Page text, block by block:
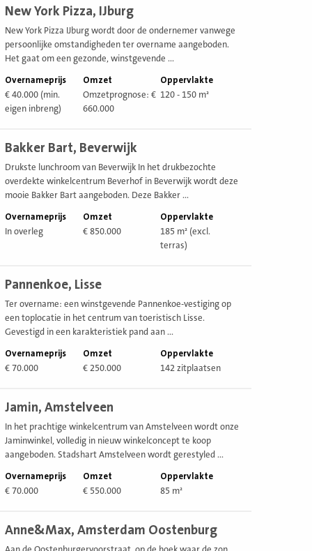
New York Pizza, IJburg
New York Pizza IJburg wordt door de ondernemer vanwege
persoonlijke omstandigheden ter overname aangeboden.
Het gaat om een gezonde, winstgevende ...
Overnameprijs
€ 40.000 (min.
eigen inbreng)
Omzet
Omzetprognose: €
660.000
Oppervlakte
120 - 150 m²
vestiging
Bakker Bart, Beverwijk
Drukste lunchroom van Beverwijk In het drukbezochte
overdekte winkelcentrum Beverhof in Beverwijk wordt deze
mooie Bakker Bart aangeboden. Deze Bakker ...
Overnameprijs
In overleg
Omzet
€ 850.000
Oppervlakte
185 m² (excl.
terras)
vestiging
Pannenkoe, Lisse
Ter overname: een winstgevende Pannenkoe-vestiging op
een toplocatie in het centrum van toeristisch Lisse.
Gevestigd in een karakteristiek pand aan ...
Overnameprijs
€ 70.000
Omzet
€ 250.000
Oppervlakte
142 zitplaatsen
vestiging
Jamin, Amstelveen
In het prachtige winkelcentrum van Amstelveen wordt onze
Jaminwinkel, volledig in nieuw winkelconcept te koop
aangeboden. Stadshart Amstelveen wordt gerestyled ...
Overnameprijs
€ 70.000
Omzet
€ 550.000
Oppervlakte
85 m²
vestiging
Anne&Max, Amsterdam Oostenburg
vestiging